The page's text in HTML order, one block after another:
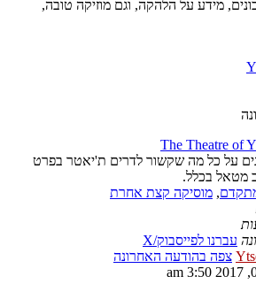
מידע על הלהקה, וגם מוזיקה טובה,
The Theatre of
על כל מה שקשור לדרים ת'יאטר בפרט
מטאל בכלל.
, מוסיקה קצת אחרת
עברנו לפייסבוק/X
צפה בהודעה האחרונה